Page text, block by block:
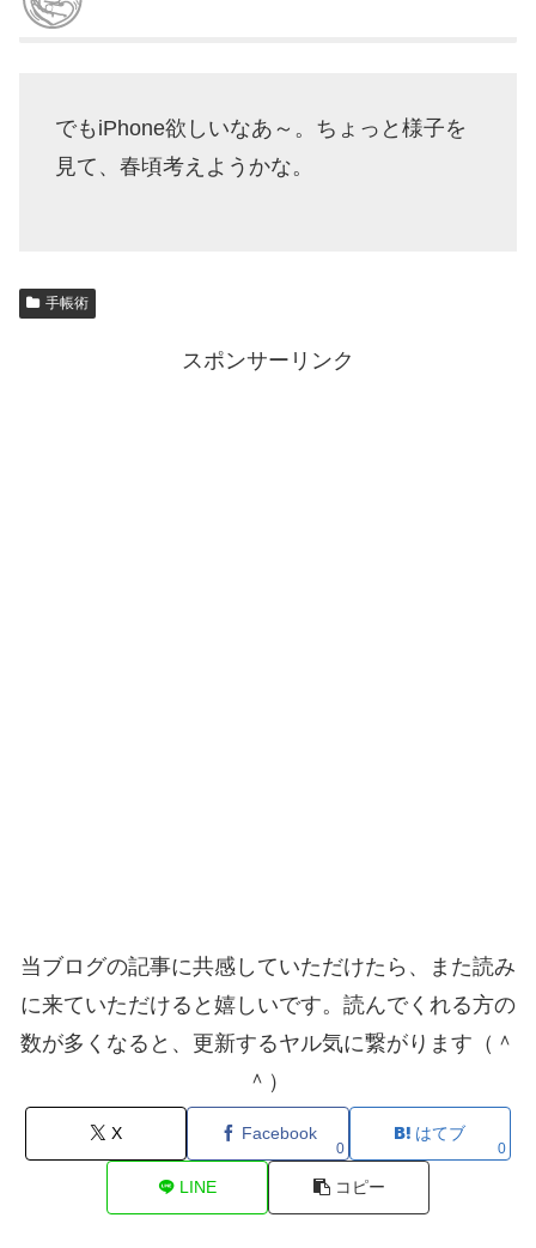
でもiPhone欲しいなあ～。ちょっと様子を
見て、春頃考えようかな。
手帳術
スポンサーリンク
当ブログの記事に共感していただけたら、また読み
に来ていただけると嬉しいです。読んでくれる方の
数が多くなると、更新するヤル気に繋がります（＾
＾）
X Facebook
0
はてブ
0
LINE コピー